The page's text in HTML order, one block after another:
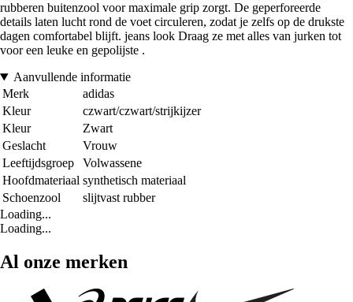
rubberen buitenzool voor maximale grip zorgt. De geperforeerde
details laten lucht rond de voet circuleren, zodat je zelfs op de drukste
dagen comfortabel blijft. jeans look Draag ze met alles van jurken tot
voor een leuke en gepolijste .
Aanvullende informatie
Merk
adidas
Kleur
czwart/czwart/strijkijzer
Kleur
Zwart
Geslacht
Vrouw
Leeftijdsgroep
Volwassene
Hoofdmateriaal synthetisch materiaal
Schoenzool
slijtvast rubber
Loading...
Loading...
Al onze merken